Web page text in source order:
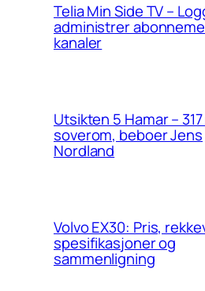
Telia Min Side TV –
administrer
kanaler
Utsikten 5 Hamar – 317
soverom, beboer Jens
Nordland
Volvo EX30: Pris,
spesifikasjoner og
sammenligning